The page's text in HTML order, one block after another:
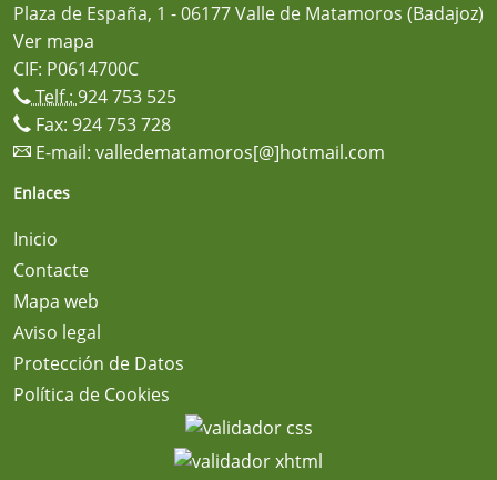
Plaza de España, 1 - 06177 Valle de Matamoros (Badajoz)
Ver mapa
CIF: P0614700C
Telf.: 924 753 525
Fax: 924 753 728
E-mail: valledematamoros[@]hotmail.com
Enlaces
Inicio
Contacte
Mapa web
Aviso legal
Protección de Datos
Política de Cookies